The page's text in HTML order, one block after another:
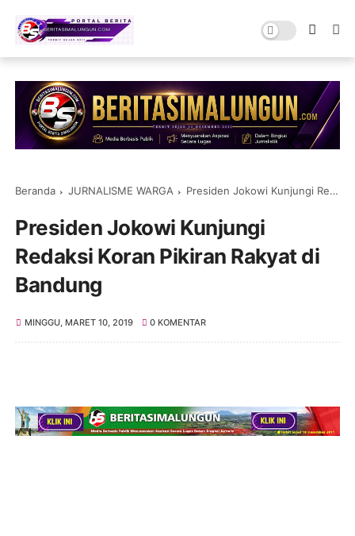
Beranda JURNALISME WARGA Presiden Jokowi Kunjungi Redaksi Koran Pikiran Rakyat di Bandung
Presiden Jokowi Kunjungi
Redaksi Koran Pikiran Rakyat di
Bandung
MINGGU, MARET 10, 2019 0 KOMENTAR